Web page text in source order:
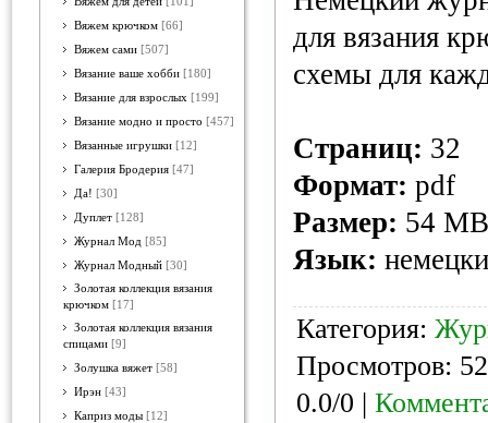
Вяжем крючком [66]
Вяжем сами [507]
Вязание ваше хобби [180]
Вязание для взрослых [199]
Вязание модно и просто [457]
Вязанные игрушки [12]
Галерия Бродерия [47]
Да! [30]
Дуплет [128]
Журнал Мод [85]
Журнал Модный [30]
Золотая коллекция вязания
крючком [17]
Золотая коллекция вязания
спицами [9]
Золушка вяжет [58]
Ирэн [43]
Каприз моды [12]
для вязания
схемы для
Страниц: 32
Формат: pdf
Размер: 54 MB
Язык:
Категория:
Просмотров:
0.0/0 |